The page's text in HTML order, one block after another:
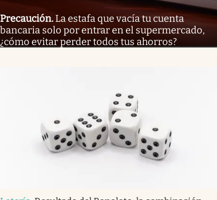
Precaución. La estafa que vacía tu cuenta
bancaria solo por entrar en el supermercado,
¿cómo evitar perder todos tus ahorros?